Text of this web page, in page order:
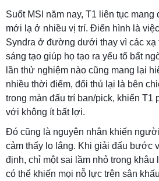
Suốt MSI năm nay, T1 liên tục
mới lạ ở nhiều vị trí. Điển hình là
Syndra ở đường dưới thay vì các xạ
sáng tạo giúp họ tạo ra yếu tố bất
lần thử nghiệm nào cũng mang lại
nhiều thời điểm, đối thủ lại là bên
trong màn đấu trí ban/pick, khiến T1
với không ít bất lợi.
Đó cũng là nguyên nhân khiến
cảm thấy lo lắng. Khi giải đấu bước
định, chỉ một sai lầm nhỏ trong
có thể khiến mọi nỗ lực trên sân